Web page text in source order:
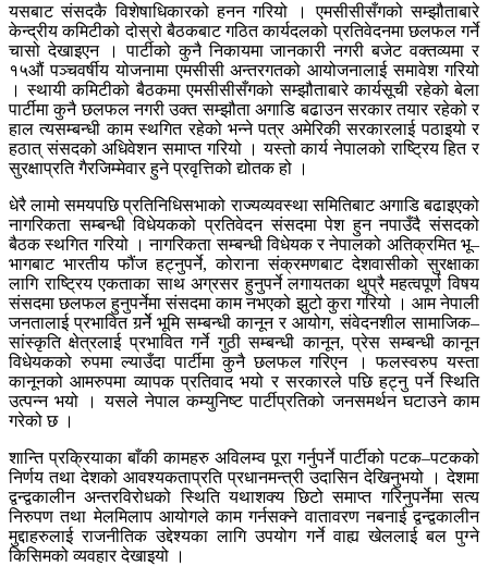
यसबाट संसदकै विशेषाधिकारको हनन गरियो । एमसीसीसँगको सम्झौताबारे
केन्द्रीय कमिटीको दोस्रो बैठकबाट गठित कार्यदलको प्रतिवेदनमा छलफल गर्ने
चासो देखाइएन । पार्टीको कुनै निकायमा जानकारी नगरी बजेट वक्तव्यमा र
१५औं पञ्चवर्षीय योजनामा एमसीसी अन्तरगतको आयोजनालाई समावेश गरियो
। स्थायी कमिटीको बैठकमा एमसीसीसँगको सम्झौताबारे कार्यसूची रहेको बेला
पार्टीमा कुनै छलफल नगरी उक्त सम्झौता अगाडि बढाउन सरकार तयार रहेको र
हाल त्यसम्बन्धी काम स्थगित रहेको भन्ने पत्र अमेरिकी सरकारलाई पठाइयो र
हठात् संसदको अधिवेशन समाप्त गरियो । यस्तो कार्य नेपालको राष्ट्रिय हित र
सुरक्षाप्रति गैरजिम्मेवार हुने प्रवृत्तिको द्योतक हो ।
धेरै लामो समयपछि प्रतिनिधिसभाको राज्यव्यवस्था समितिबाट अगाडि बढाइएको
नागरिकता सम्बन्धी विधेयकको प्रतिवेदन संसदमा पेश हुन नपाउँदै संसदको
बैठक स्थगित गरियो । नागरिकता सम्बन्धी विधेयक र नेपालको अतिक्रमित भू–
भागबाट भारतीय फौंज हट्नुपर्ने, कोराना संक्रमणबाट देशवासीको सुरक्षाका
लागि राष्ट्रिय एकताका साथ अग्रसर हुनुपर्ने लगायतका थुप्रै महत्वपूर्ण विषय
संसदमा छलफल हुनुपर्नेमा संसदमा काम नभएको झुटो कुरा गरियो । आम नेपाली
जनतालाई प्रभावित गर्र्नेे भूमि सम्बन्धी कानून र आयोग, संवेदनशील सामाजिक–
सांस्कृति क्षेत्रलाई प्रभावित गर्ने गुठी सम्बन्धी कानून, प्रेस सम्बन्धी कानून
विधेयकको रुपमा ल्याउँदा पार्टीमा कुनै छलफल गरिएन । फलस्वरुप यस्ता
कानूनको आमरुपमा व्यापक प्रतिवाद भयो र सरकारले पछि हट्नु पर्ने स्थिति
उत्पन्न भयो । यसले नेपाल कम्युनिष्ट पार्टीप्रतिको जनसमर्थन घटाउने काम
गरेको छ ।
शान्ति प्रक्रियाका बाँकी कामहरु अविलम्व पूरा गर्नुपर्ने पार्टीको पटक–पटकको
निर्णय तथा देशको आवश्यकताप्रति प्रधानमन्त्री उदासिन देखिनुभयो । देशमा
द्वन्द्वकालीन अन्तरविरोधको स्थिति यथाशक्य छिटो समाप्त गरिनुपर्नेमा सत्य
निरुपण तथा मेलमिलाप आयोगले काम गर्नसक्ने वातावरण नबनाई द्वन्द्वकालीन
मुद्दाहरुलाई राजनीतिक उद्देश्यका लागि उपयोग गर्ने वाह्य खेललाई बल पुग्ने
किसिमको व्यवहार देखाइयो ।